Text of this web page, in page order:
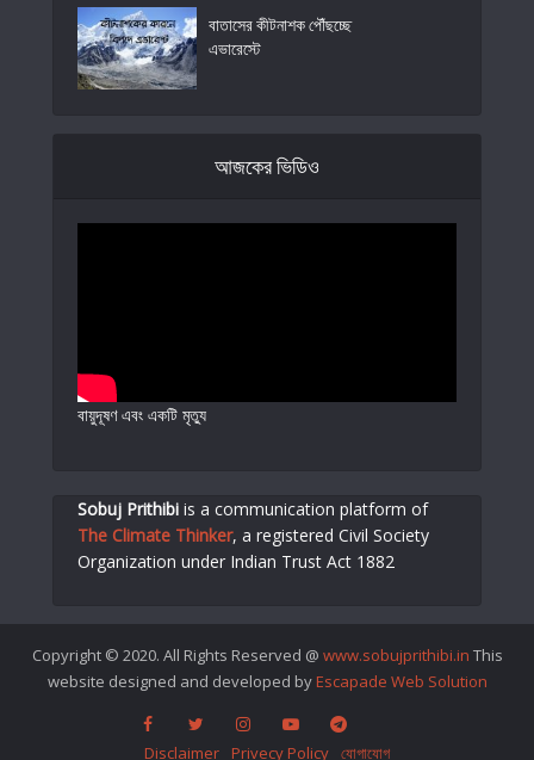
বাতাসের কীটনাশক পৌঁছচ্ছে
এভারেস্টে
আজকের ভিডিও
বায়ুদূষণ এবং একটি মৃত্যু
Sobuj Prithibi is a communication platform of
The Climate Thinker, a registered Civil Society
Organization under Indian Trust Act 1882
Copyright © 2020. All Rights Reserved @ www.sobujprithibi.in This
website designed and developed by Escapade Web Solution
Disclaimer Privecy Policy যোগাযোগ